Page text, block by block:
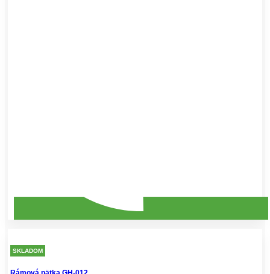
SKLADOM